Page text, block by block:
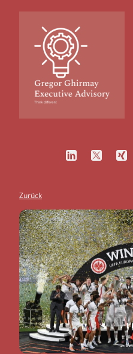
Zurück